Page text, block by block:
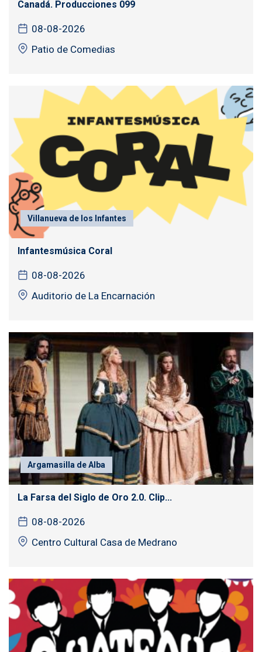
Canadá. Producciones 099
08-08-2026
Patio de Comedias
Villanueva de los Infantes
Infantesmúsica Coral
08-08-2026
Auditorio de La Encarnación
Argamasilla de Alba
La Farsa del Siglo de Oro 2.0. Clip...
08-08-2026
Centro Cultural Casa de Medrano